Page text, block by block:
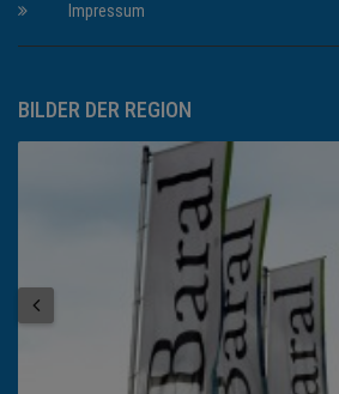
Impressum
BILDER DER REGION